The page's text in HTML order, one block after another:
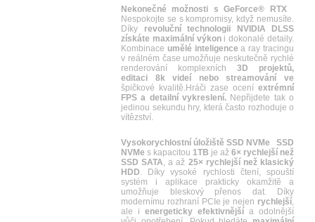
Nekonečné možnosti s GeForce® RTX
Nespokojte se s kompromisy, když nemusíte.
Díky
revoluční technologii NVIDIA DLSS
získáte maximální výkoni dokonalé detaily.
Kombinace umělé inteligence a ray tracingu
v reálném čase umožňuje neskutečně rychlé
renderování komplexních 3D projektů,
editaci 8k videí nebo streamování ve
špičkové kvalitě.Hráči zase ocení extrémní
FPS a detailní vykreslení. Nepřijdete tak o
jedinou sekundu hry, která často rozhoduje o
vítězství.
Vysokorychlostní úložiště SSD NVMe
SSD
NVMe s kapacitou 1TB je až 6× rychlejší než
SSD SATA, a až 25× rychlejší než klasický
HDD. Díky vysoké rychlosti čtení, spouští
systém i aplikace prakticky okamžitě a
umožňuje bleskový přenos dat. Díky
modernímu rozhraní PCIe je nejen rychlejší,
ale i energeticky efektivnější a odolnější